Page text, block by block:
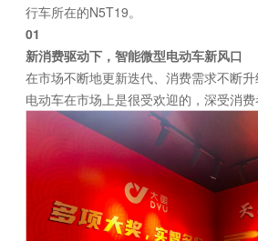
行车所在的N5T19。
01
新消费驱动下，智能微型电动车新风口
在市场不断地更新迭代、消费需求不断
电动车在市场上是很受欢迎的，深受消费